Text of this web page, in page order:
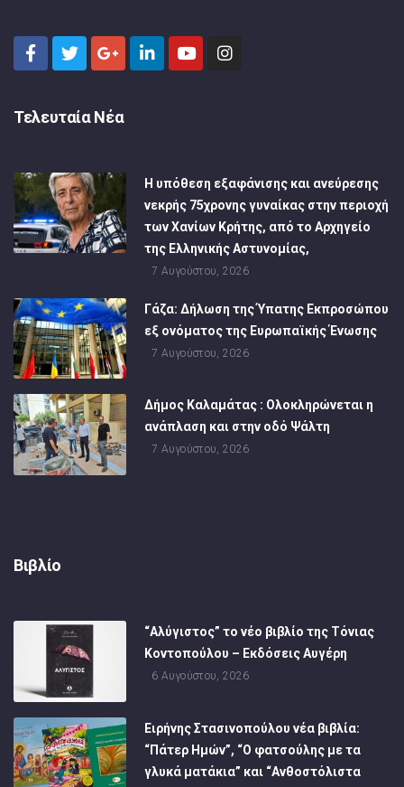
Τελευταία Νέα
Η υπόθεση εξαφάνισης και ανεύρεσης
νεκρής 75χρονης γυναίκας στην περιοχή
των Χανίων Κρήτης, από το Αρχηγείο
της Ελληνικής Αστυνομίας,
7 Αυγούστου, 2026
Γάζα: Δήλωση της Ύπατης Εκπροσώπου
εξ ονόματος της Ευρωπαϊκής Ένωσης
7 Αυγούστου, 2026
Δήμος Καλαμάτας : Ολοκληρώνεται η
ανάπλαση και στην οδό Ψάλτη
7 Αυγούστου, 2026
Βιβλίο
“Αλύγιστος” το νέο βιβλίο της Τόνιας
Κοντοπούλου – Εκδόσεις Αυγέρη
6 Αυγούστου, 2026
Ειρήνης Στασινοπούλου νέα βιβλία:
“Πάτερ Ημών”, “Ο φατσούλης με τα
γλυκά ματάκια” και “Ανθοστόλιστα